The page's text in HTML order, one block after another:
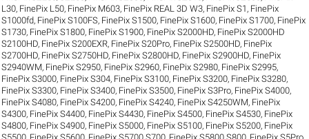
L30, FinePix L50, FinePix M603, FinePix REAL 3D W3, FinePix S1 , FinePix
S1000fd, FinePix S100FS, FinePix S1500, FinePix S1600, FinePix S1700, FinePix
S1730, FinePix S1800, FinePix S1900, FinePix S2000HD, FinePix S2000HD
S2100HD, FinePix S200EXR, FinePix S20Pro, FinePix S2500HD, FinePix
S2700HD, FinePix S2750HD, FinePix S2800HD, FinePix S2900HD, FinePix
S2940WM, FinePix S2950, FinePix S2960, FinePix S2980, FinePix S2995,
FinePix S3000, FinePix S304, FinePix S3100, FinePix S3200, FinePix S3280,
FinePix S3300, FinePix S3400, FinePix S3500, FinePix S3Pro, FinePix S4000,
FinePix S4080, FinePix S4200, FinePix S4240, FinePix S4250WM, FinePix
S4300, FinePix S4400, FinePix S4430, FinePix S4500, FinePix S4530, FinePix
S4800, FinePix S4900, FinePix S5000, FinePix S5100, FinePix S5200, FinePix